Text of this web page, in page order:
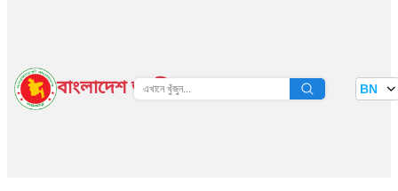
বাংলাদেশ জাতীয় তথ্য বাতায়ন BN